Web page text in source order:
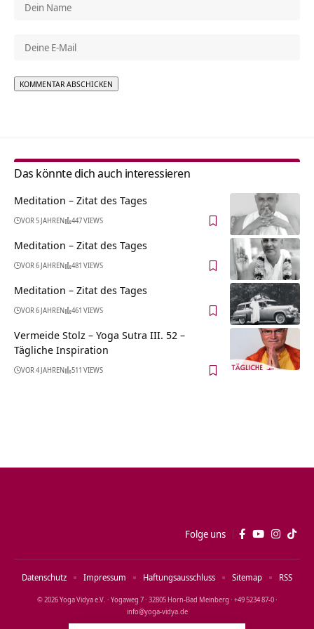
Das könnte dich auch interessieren
Meditation – Zitat des Tages
VOR 5 JAHREN 447 VIEWS
Meditation – Zitat des Tages
VOR 6 JAHREN 481 VIEWS
Meditation – Zitat des Tages
VOR 6 JAHREN 461 VIEWS
Vermeide Stolz – Yoga Sutra III. 52 –
Tägliche Inspiration
VOR 4 JAHREN 511 VIEWS
Folge uns
© 2026 Yoga Vidya e.V. · Yogaweg 7 · 32805 Horn‑Bad Meinberg · +49 5234 87‑0 ·
info@yoga‑vidya.de
Datenschutz Impressum Haftungsausschluss Sitemap RSS